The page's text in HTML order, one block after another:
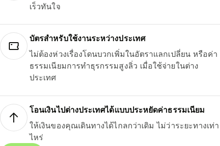
เร็วทันใจ
บัตรสำหรับใช้งานระหว่างประเทศ
ไม่ต้องห่วงเรื่องโดนบวกเพิ่มในอัตราแลกเปลี่ยน หรือค่า
ธรรมเนียมการทำธุรกรรมสูงลิ่ว เมื่อใช้จ่ายในต่าง
ประเทศ
โอนเงินไปต่างประเทศได้แบบประหยัดค่าธรรมเนียม
ให้เงินของคุณเดินทางได้ไกลกว่าเดิม ไม่ว่าระยะทางเท่า
ไหร่